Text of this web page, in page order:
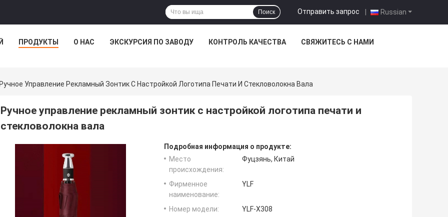
Russian
Отправить запрос |
Поиск
ПРОДУКТЫ О НАС ЭКСКУРСИЯ ПО ЗАВОДУ КОНТРОЛЬ КАЧЕСТВА СВЯЖИТЕСЬ С НАМИ
Ручное Управление Рекламный Зонтик С Настройкой Логотипа Печати И Стекловолокна Вала
Ручное управление рекламный зонтик с настройкой логотипа печати и
стекловолокна вала
Подробная информация о продукте:
Место
происхождения:
Фуцзянь, Китай
Фирменное
наименование:
YLF
Номер модели:
YLF-X308